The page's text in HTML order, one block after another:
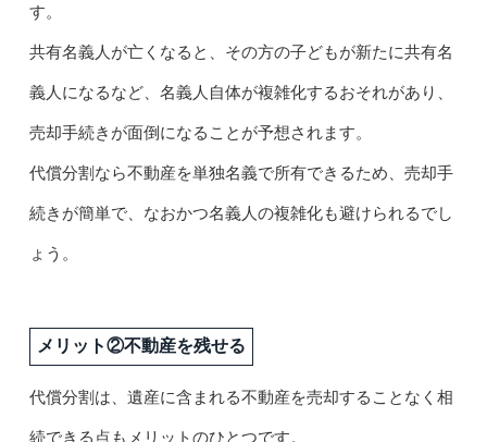
す。
共有名義人が亡くなると、その方の子どもが新たに共有名
義人になるなど、名義人自体が複雑化するおそれがあり、
売却手続きが面倒になることが予想されます。
代償分割なら不動産を単独名義で所有できるため、売却手
続きが簡単で、なおかつ名義人の複雑化も避けられるでし
ょう。
メリット②不動産を残せる
代償分割は、遺産に含まれる不動産を売却することなく相
続できる点もメリットのひとつです。